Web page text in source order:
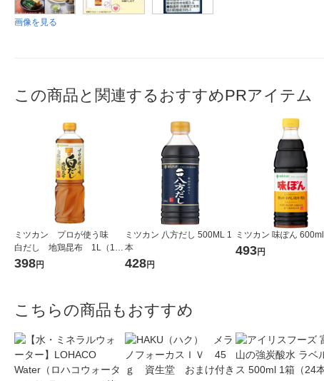
画像を見る
この商品と関連するおすすめPRアイテム
ミツカン プロが使う味
白だし 地鶏昆布 1L（100
0ml） 1本
398円
ミツカン 八方だし 500ML 1
本
428円
ミツカン 味ぽん 600ml
493円
こちらの商品もおすすめ